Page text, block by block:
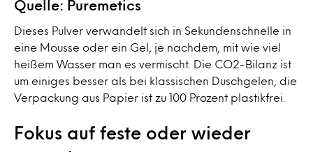
Quelle: Puremetics
Dieses Pulver verwandelt sich in Sekundenschnelle in
eine Mousse oder ein Gel, je nachdem, mit wie viel
heißem Wasser man es vermischt. Die CO2-Bilanz ist
um einiges besser als bei klassischen Duschgelen, die
Verpackung aus Papier ist zu 100 Prozent plastikfrei.
Fokus auf feste oder wieder